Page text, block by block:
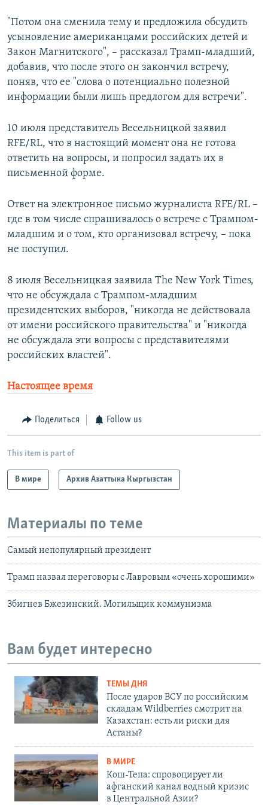
"Потом она сменила тему и предложила обсудить
усыновление американцами российских детей и
Закон Магнитского", – рассказал Трамп-младший,
добавив, что после этого он закончил встречу,
поняв, что ее "слова о потенциально полезной
информации были лишь предлогом для встречи".
10 июля представитель Весельницкой заявил
RFE/RL, что в настоящий момент она не готова
ответить на вопросы, и попросил задать их в
письменной форме.
Ответ на электронное письмо журналиста RFE/RL –
где в том числе спрашивалось о встрече с Трампом-
младшим и о том, кто организовал встречу, – пока
не поступил.
8 июля Весельницкая заявила The New York Times,
что не обсуждала с Трампом-младшим
президентских выборов, "никогда не действовала
от имени российского правительства" и "никогда
не обсуждала эти вопросы с представителями
российских властей".
Настоящее время
Поделиться Follow us
This item is part of
В мире Архив Азаттыка Кыргызстан
Материалы по теме
Cамый непопулярный президент
Трамп назвал переговоры с Лавровым «очень хорошими»
Збигнев Бжезинский. Могильщик коммунизма
Вам будет интересно
ТЕМЫ ДНЯ
После ударов ВСУ по российским
складам Wildberries смотрит на
Казахстан: есть ли риски для
Астаны?
В МИРЕ
Кош-Тепа: спровоцирует ли
афганский канал водный кризис
в Центральной Азии?